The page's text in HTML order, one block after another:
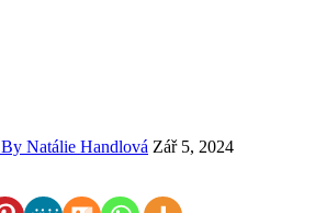
By Natálie Handlová Zář 5, 2024